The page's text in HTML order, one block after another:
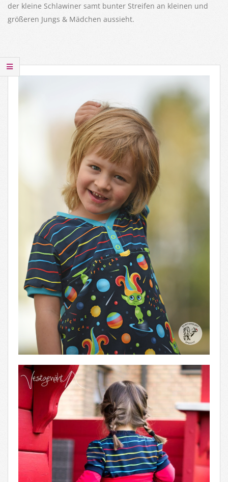
der kleine Schlawiner samt bunter Streifen an kleinen und
größeren Jungs & Mädchen aussieht.